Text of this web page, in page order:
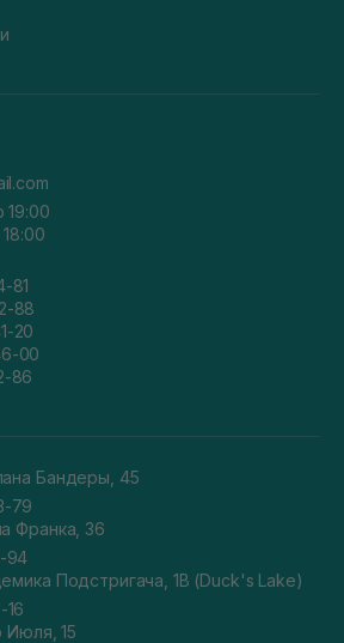
19:00
81
88
20
00
86
Бандеры, 45
79
Франка, 36
94
Подстригача, 1В (Duck's Lake)
16
Июля, 15